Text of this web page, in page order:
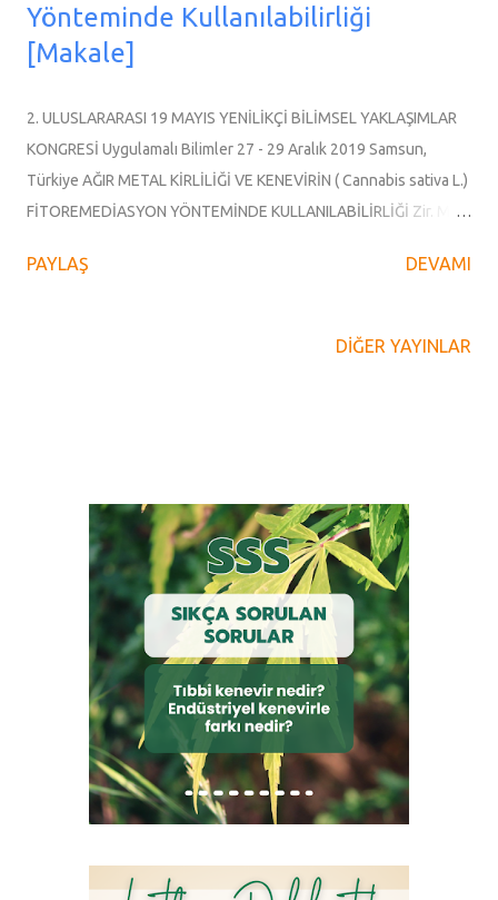
Yönteminde Kullanılabilirliği
[Makale]
2. ULUSLARARASI 19 MAYIS YENİLİKÇİ BİLİMSEL YAKLAŞIMLAR
KONGRESİ Uygulamalı Bilimler 27 - 29 Aralık 2019 Samsun,
Türkiye AĞIR METAL KİRLİLİĞİ VE KENEVİRİN ( Cannabis sativa L.)
FİTOREMEDİASYON YÖNTEMİNDE KULLANILABİLİRLİĞİ Zir. Müh.
AYTAÇ 19 Mayıs Üniversitesi, Ziraat Fakültesi Zir. Müh. Derya
sanayi devrimiyle başlayan ve günümüzde de hızla devam eden
çözünerek içerisinde barındırdığı ağır metallerin yer altı sularına
karışması sonucu oluşan metal birikimi çevre sağlığı için hayati
önem teşkil etmektedir. Toprakta ve yer altı sularında biriken ağır
PAYLAŞ DEVAMI
DIĞER YAYINLAR